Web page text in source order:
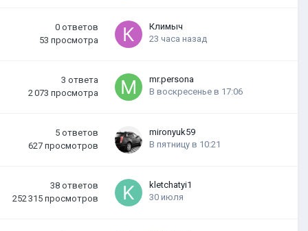
0 ответов
53 просмотра
Климыч
23 часа назад
3 ответа
2 073 просмотра
mr.persona
В воскресенье в 17:06
5 ответов
627 просмотров
mironyuk59
В пятницу в 10:21
38 ответов
252 315 просмотров
kletchatyi1
30 июля